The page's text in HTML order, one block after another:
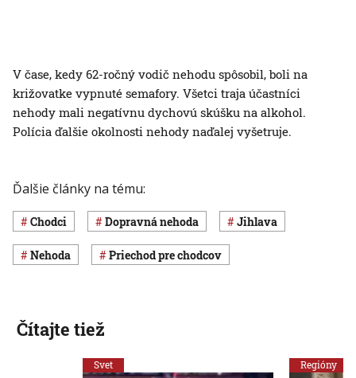
V čase, kedy 62-ročný vodič nehodu spôsobil, boli na
križovatke vypnuté semafory. Všetci traja účastníci
nehody mali negatívnu dychovú skúšku na alkohol.
Polícia ďalšie okolnosti nehody naďalej vyšetruje.
Ďalšie články na tému:
chodci dopravná nehoda Jihlava
nehoda priechod pre chodcov
Čítajte tiež
Svet Regióny